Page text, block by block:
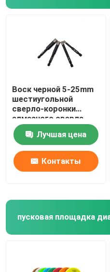
Воск черной 5-25mm
шестиугольной
сверло-коронки
алмазного сверла
хвостовика
охлаждая паял
Лучшая цена
Контакты